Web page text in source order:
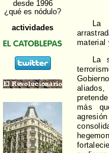
La
material
La
más